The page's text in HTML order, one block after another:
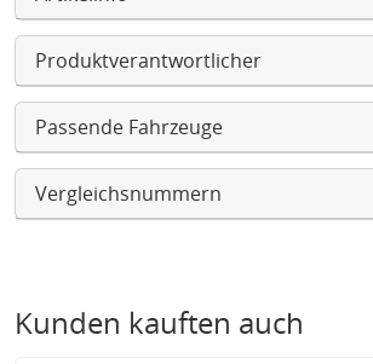
Produktverantwortlicher
Passende Fahrzeuge
Vergleichsnummern
Kunden kauften auch